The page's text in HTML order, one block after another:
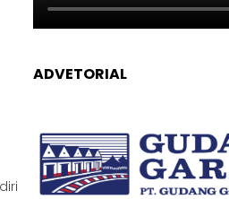
ADVETORIAL